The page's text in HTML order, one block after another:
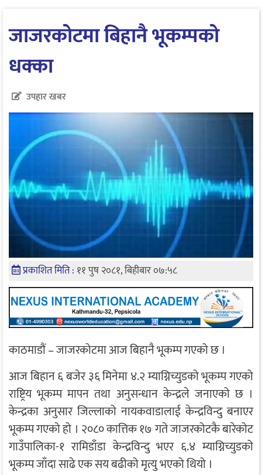
जाजरकोटमा बिहानै भूकम्पको
धक्का
उपहार खबर
प्रकाशित मिति : ११ पुष २०८१, बिहीबार ०७:५८
काठमाडौं – जाजरकोटमा आज बिहानै भूकम्प गएको छ ।
आज बिहान ६ बजेर ३६ मिनेमा ४.२ म्याग्निच्युडको भूकम्प गएको
राष्ट्रिय भूकम्प मापन तथा अनुसन्धान केन्द्रले जनाएको छ ।
केन्द्रका अनुसार जिल्लाको नायकवाडालाई केन्द्रविन्दु बनाएर
भूकम्प गएको हो । २०८० कात्तिक १७ गते जाजरकोटकै बारेकोट
गाउँपालिका-१ रामिडाँडा केन्द्रविन्दु भएर ६.४ म्याग्निच्युडको
भूकम्प जाँदा साढे एक सय बढीको मृत्यु भएको थियो ।